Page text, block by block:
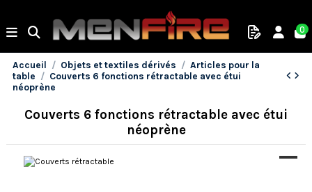
0
Accueil Objets et textiles dérivés
Articles pour la
table
Couverts 6 fonctions rétractable avec étui
néoprène
Couverts 6 fonctions rétractable avec étui
néoprène